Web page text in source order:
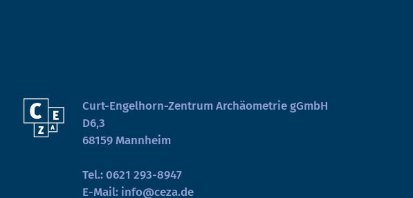
Curt-Engelhorn-Zentrum Archäometrie gGmbH
D6,3
68159 Mannheim
Tel.:0621 293-8947
E-Mail: info@ceza.de